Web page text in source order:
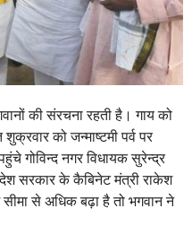
की संरचना रहती है। गाय को
को जन्माष्टमी पर्व पर
गोविन्द नगर विधायक सुरेन्द्र
सरकार के कैबिनेट मंत्री राकेश
से अधिक बढ़ा है तो भगवान ने